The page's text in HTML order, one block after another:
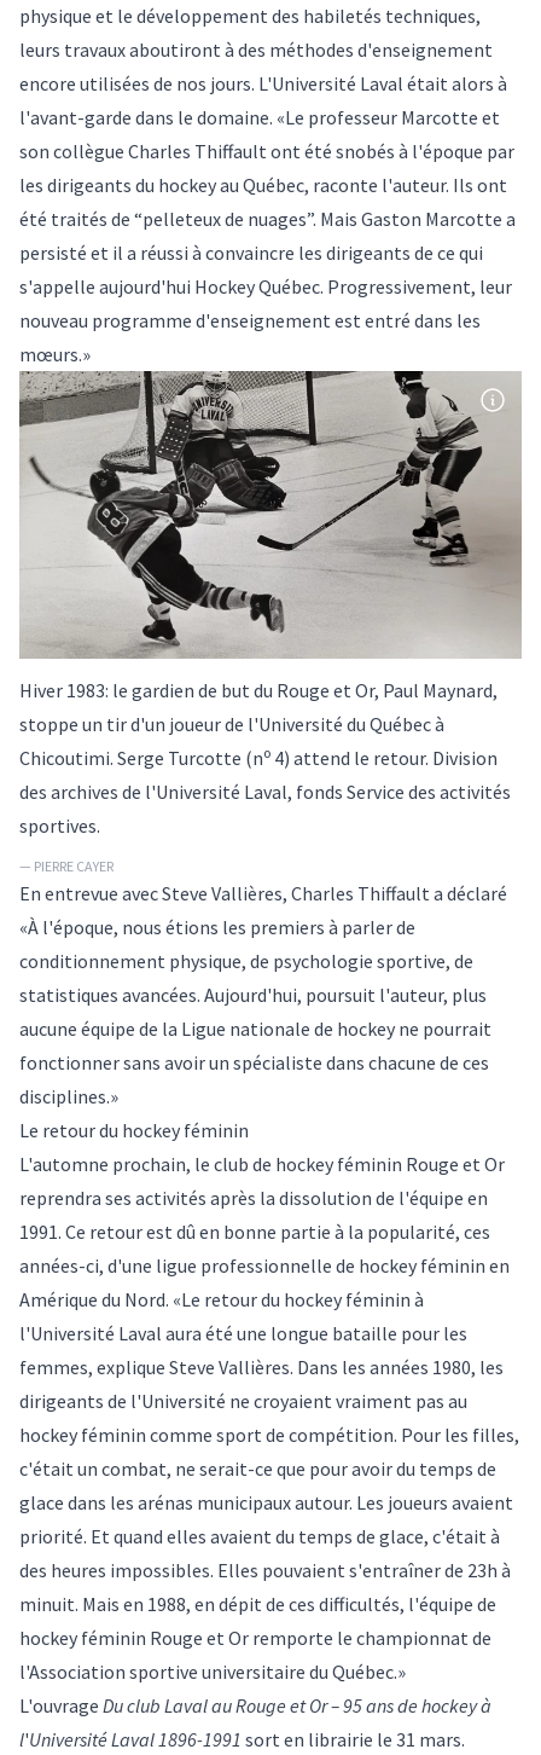
physique et le développement des habiletés techniques,
leurs travaux aboutiront à des méthodes d'enseignement
encore utilisées de nos jours. L'Université Laval était alors à
l'avant-garde dans le domaine. «Le professeur Marcotte et
son collègue Charles Thiffault ont été snobés à l'époque par
les dirigeants du hockey au Québec, raconte l'auteur. Ils ont
été traités de “pelleteux de nuages”. Mais Gaston Marcotte a
persisté et il a réussi à convaincre les dirigeants de ce qui
s'appelle aujourd'hui Hockey Québec. Progressivement, leur
nouveau programme d'enseignement est entré dans les
mœurs.»
Hiver 1983: le gardien de but du Rouge et Or, Paul Maynard,
stoppe un tir d'un joueur de l'Université du Québec à
Chicoutimi. Serge Turcotte (no 4) attend le retour. Division
des archives de l'Université Laval, fonds Service des activités
sportives.
— PIERRE CAYER
En entrevue avec Steve Vallières, Charles Thiffault a déclaré
«À l'époque, nous étions les premiers à parler de
conditionnement physique, de psychologie sportive, de
statistiques avancées. Aujourd'hui, poursuit l'auteur, plus
aucune équipe de la Ligue nationale de hockey ne pourrait
fonctionner sans avoir un spécialiste dans chacune de ces
disciplines.»
Le retour du hockey féminin
L'automne prochain, le club de hockey féminin Rouge et Or
reprendra ses activités après la dissolution de l'équipe en
1991. Ce retour est dû en bonne partie à la popularité, ces
années-ci, d'une ligue professionnelle de hockey féminin en
Amérique du Nord. «Le retour du hockey féminin à
l'Université Laval aura été une longue bataille pour les
femmes, explique Steve Vallières. Dans les années 1980, les
dirigeants de l'Université ne croyaient vraiment pas au
hockey féminin comme sport de compétition. Pour les filles,
c'était un combat, ne serait-ce que pour avoir du temps de
glace dans les arénas municipaux autour. Les joueurs avaient
priorité. Et quand elles avaient du temps de glace, c'était à
des heures impossibles. Elles pouvaient s'entraîner de 23h à
minuit. Mais en 1988, en dépit de ces difficultés, l'équipe de
hockey féminin Rouge et Or remporte le championnat de
l'Association sportive universitaire du Québec.»
L'ouvrage Du club Laval au Rouge et Or – 95 ans de hockey à
l'Université Laval 1896-1991 sort en librairie le 31 mars.